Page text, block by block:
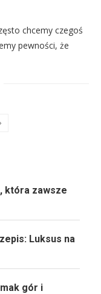
chcemy czegoś
pewności, że
która zawsze
Luksus na
gór i